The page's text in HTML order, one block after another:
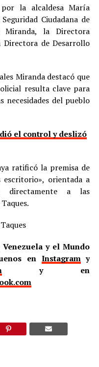
la alcaldesa María
Ciudadana de
Miranda, la Directora
de Desarrollo
Miranda destacó que
resulta clave para
del pueblo
el control y deslizó
ratificó la premisa de
escritorio», orientada a
directamente a las
y el Mundo
en Instagramy
y en